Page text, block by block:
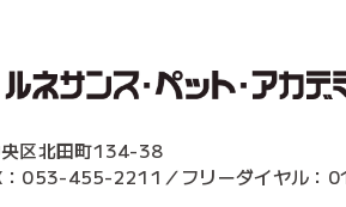
区北田町134-38
053-455-2211／フリーダイヤル：